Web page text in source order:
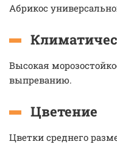
Абрикос
Высокая
выпреванию.
Цветение
Цветки среднего